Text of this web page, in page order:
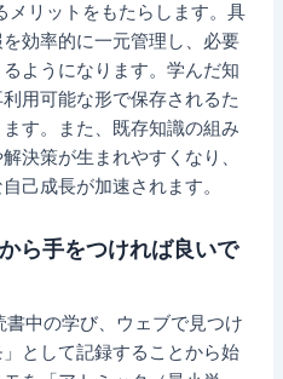
メリットをもたらします。具
効率的に一元管理し、必要
ようになります。学んだ知
用可能な形で保存されるた
す。また、既存知識の組み
決策が生まれやすくなり、
己成長が加速されます。
ら手をつければ良いで
中の学び、ウェブで見つけ
として記録することから始